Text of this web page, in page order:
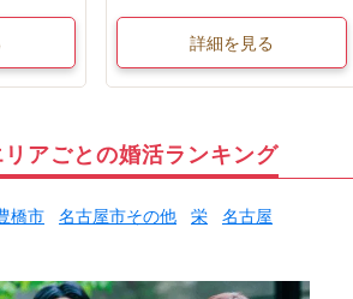
詳細を見る
アごとの婚活ランキング
橋市 名古屋市その他 栄 名古屋